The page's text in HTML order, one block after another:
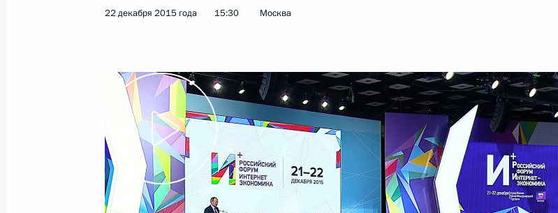
28 июня 2016 года, 17:00
Внесены изменения в отдельные законодательные акты в части
применения электронных документов в деятельности органов
судебной власти
23 июня 2016 года, 20:20
22 декабря 2015 года 15:30 Москва